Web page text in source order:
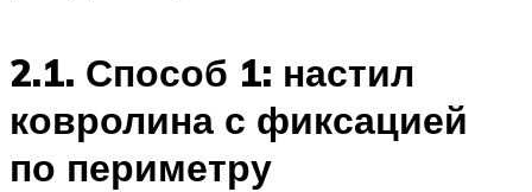
2.1. Способ 1: настил
ковролина с фиксацией
по периметру